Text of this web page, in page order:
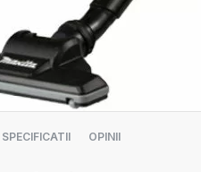
SPECIFICATII OPINII